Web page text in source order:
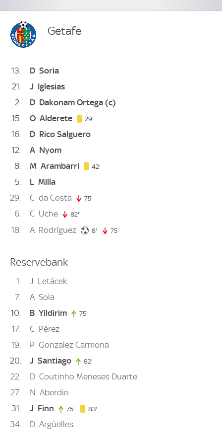
Getafe
13 D Soria
21
J Iglesias
2
D Dakonam Ortega (c)
15
O Alderete 29'
16 D Rico Salguero
12
A Nyom
8
M Arambarri 42'
5 L Milla
29
C da Costa 75'
6 C Uche 82'
18 A Rodríguez 8' 8. minute
75'
Reservebank
1 J Letácek
7
A Sola
10
B Yildirim 75'
17 C Pérez
19
P Gonzalez Carmona
20
J Santiago 82'
22 D Coutinho Meneses Duarte
27
N Aberdin
31
J Finn 75' 75. minute
83'
34 D Argüelles